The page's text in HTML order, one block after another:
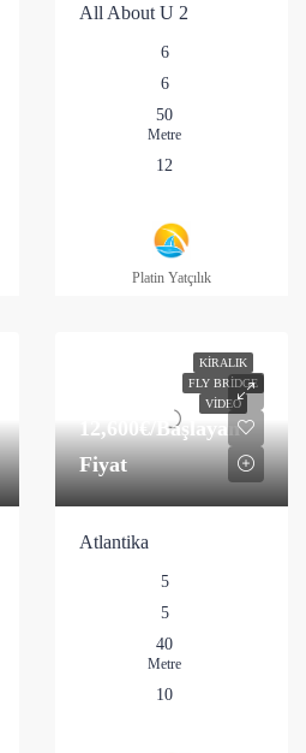
All About U 2
6
6
50
Metre
12
Platin Yatçılık
KIRALIK
FLY BRIDGE
VIDEO
12,600€/Başlayan
Fiyat
Atlantika
5
5
40
Metre
10